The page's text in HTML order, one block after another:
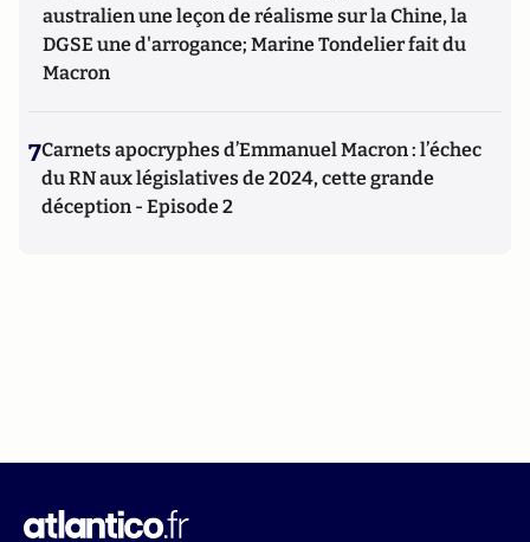
australien une leçon de réalisme sur la Chine, la
DGSE une d'arrogance; Marine Tondelier fait du
Macron
7Carnets apocryphes d’Emmanuel Macron : l’échec
du RN aux législatives de 2024, cette grande
déception - Episode 2